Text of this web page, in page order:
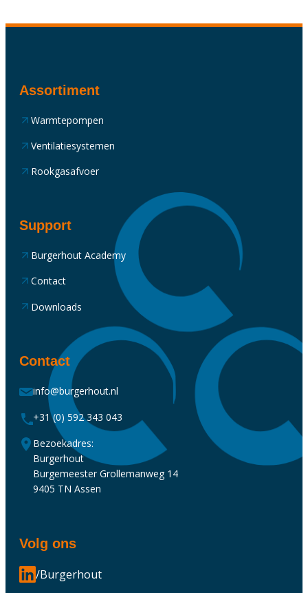
Assortiment
Warmtepompen
Ventilatiesystemen
Rookgasafvoer
Support
Burgerhout Academy
Contact
Downloads
Contact
info@burgerhout.nl
+31 (0) 592 343 043
Bezoekadres:
Burgerhout
Burgemeester Grollemanweg 14
9405 TN Assen
Volg ons
/Burgerhout